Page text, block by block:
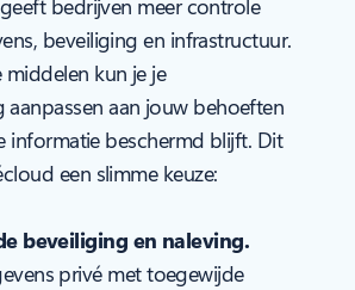
bedrijven meer controle
beveiliging en infrastructuur.
kun je je
aan jouw behoeften
informatie beschermd blijft. Dit
een slimme keuze:
beveiliging en naleving.
privé met toegewijde